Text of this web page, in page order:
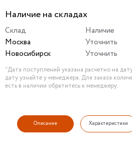
Наличие на складах
Склад Наличие
Москва
Уточнить
Новосибирск
Уточнить
*Дата поступлений указана расчетно на
дату узнайте у менеджера. Для заказа
есть в наличии обратитесь к менеджеру.
Описание Характеристики